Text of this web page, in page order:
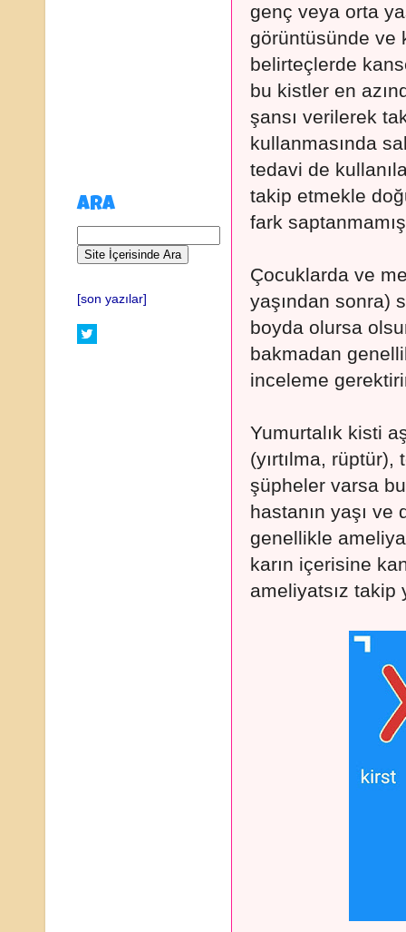
genç veya orta
görüntüsünde ve
belirteçlerde
bu kistler en
şansı verilerek
kullanmasında
tedavi de
takip etmekle
fark
Çocuklarda ve
yaşından sonra)
boyda olursa
bakmadan
inceleme
Yumurtalık kisti
(yırtılma,
şüpheler varsa
hastanın yaşı
genellikle
karın içerisine
ameliyatsız takip
ARA
[son yazılar]